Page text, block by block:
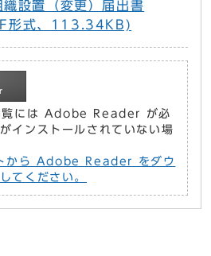
設置（変更）届出書
形式、113.34KB)
覧には Adobe Reader が必
インストールされていない場
から Adobe Reader をダウ
てください。